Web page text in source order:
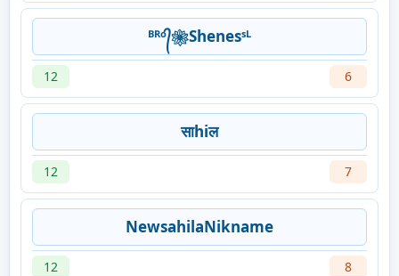
ᴮᴿᵒ᭄❀Shenesˢᴸ
12 6
साhiल
12 7
NewsahilaNikname
12 8